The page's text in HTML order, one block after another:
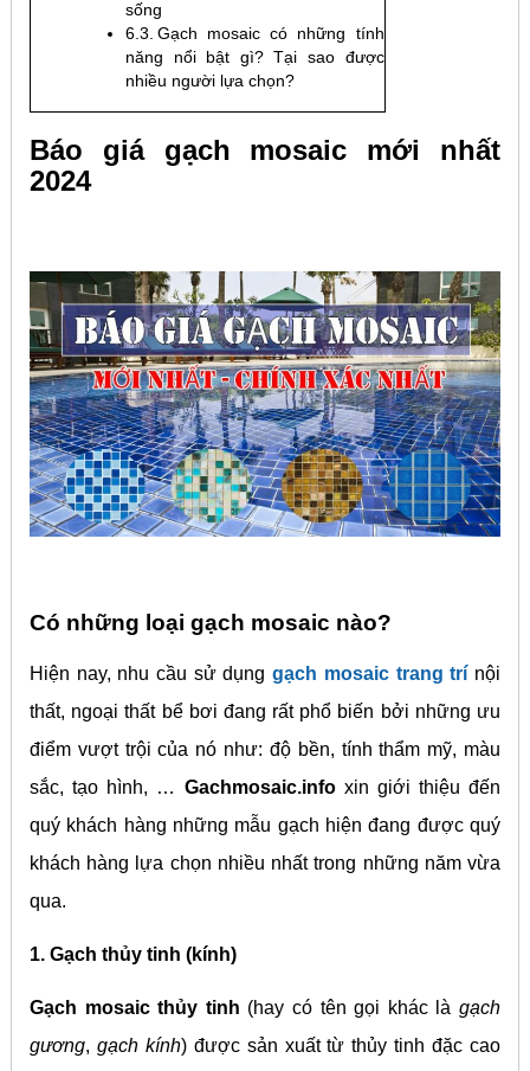
sống
Gạch mosaic có những tính
năng nổi bật gì? Tại sao được
nhiều người lựa chọn?
Báo giá gạch mosaic mới nhất
2024
Có những loại gạch mosaic nào?
Hiện nay, nhu cầu sử dụnggạch mosaic trang trí nội
thất, ngoại thất bể bơi đang rất phổ biến bởi những ưu
điểm vượt trội của nó như: độ bền, tính thẩm mỹ, màu
sắc, tạo hình, … Gachmosaic.infoxin giới thiệu đến
quý khách hàng những mẫu gạch hiện đang được quý
khách hàng lựa chọn nhiều nhất trong những năm vừa
qua.
1. Gạch thủy tinh (kính)
Gạch mosaic thủy tinh (hay có tên gọi khác làgạch
gương, gạch kính) được sản xuất từ thủy tinh đặc cao